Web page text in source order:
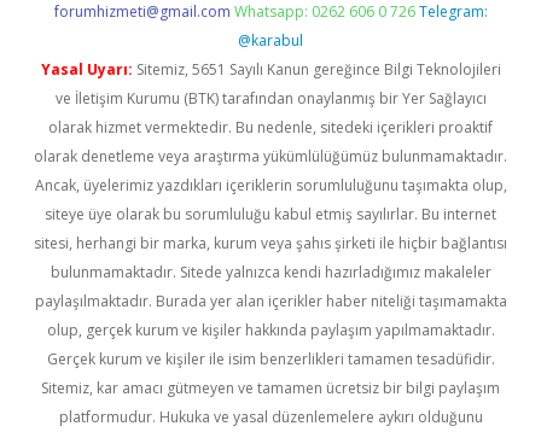
forumhizmeti@gmail.com Whatsapp: 0262 606 0 726 Telegram:
@karabul
Yasal Uyarı: Sitemiz, 5651 Sayılı Kanun gereğince Bilgi Teknolojileri
ve İletişim Kurumu (BTK) tarafından onaylanmış bir Yer Sağlayıcı
olarak hizmet vermektedir. Bu nedenle, sitedeki içerikleri proaktif
olarak denetleme veya araştırma yükümlülüğümüz bulunmamaktadır.
Ancak, üyelerimiz yazdıkları içeriklerin sorumluluğunu taşımakta olup,
siteye üye olarak bu sorumluluğu kabul etmiş sayılırlar. Bu internet
sitesi, herhangi bir marka, kurum veya şahıs şirketi ile hiçbir bağlantısı
bulunmamaktadır. Sitede yalnızca kendi hazırladığımız makaleler
paylaşılmaktadır. Burada yer alan içerikler haber niteliği taşımamakta
olup, gerçek kurum ve kişiler hakkında paylaşım yapılmamaktadır.
Gerçek kurum ve kişiler ile isim benzerlikleri tamamen tesadüfidir.
Sitemiz, kar amacı gütmeyen ve tamamen ücretsiz bir bilgi paylaşım
platformudur. Hukuka ve yasal düzenlemelere aykırı olduğunu